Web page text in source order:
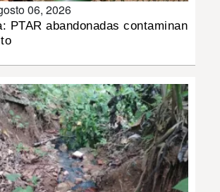
06, 2026
PTAR abandonadas contaminan